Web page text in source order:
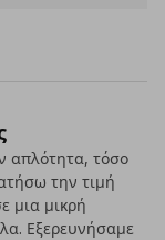
απλότητα, τόσο
την τιμή
μια μικρή
Εξερευνήσαμε